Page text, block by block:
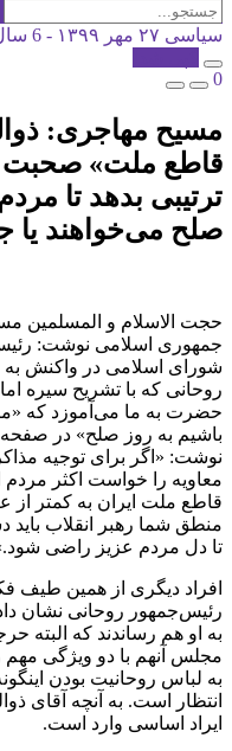
سیاسی ۲۷ مهر ۱۳۹۹ - 6 سال پیش
0
مسیح مهاجری:
قاطع ملت»
ترتیبی بدهد تا
صلح می‌خواهند یا
حجت الاسلام و المسلمین
جمهوری اسلامی نوشت:
شورای اسلامی در واکنش
روحانی که با تشریح سیره
حضرت به ما می‌آموزد که
باشیم به روز صلح» در
نوشت: «اگر برای توجیه
معاویه را خواست اکثر مردم
قاطع ملت ایران به کمتر
منطق شما رهبر انقلاب باید
تا دل مردم عزیز راضی
افراد دیگری از همین طیف
رئیس‌جمهور روحانی نشان
به او هم رساندند که البته
مجلس آنهم با دو ویژگی
به لباس روحانیت بودن
انتظار است. به آنچه آقای
ایراد اساسی وارد است.